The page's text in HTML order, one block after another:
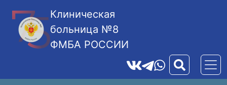
Клиническая
больница №8
ФМБА РОССИИ